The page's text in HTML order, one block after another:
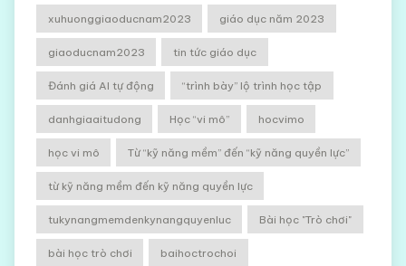
xuhuonggiaoducnam2023 giáo dục năm 2023
giaoducnam2023 tin tức giáo dục
Đánh giá AI tự động “trình bày” lộ trình học tập
danhgiaaitudong Học “vi mô” hocvimo
học vi mô Từ “kỹ năng mềm” đến “kỹ năng quyền lực”
từ kỹ năng mềm đến kỹ năng quyền lực
tukynangmemdenkynangquyenluc Bài học "Trò chơi"
bài học trò chơi baihoctrochoi